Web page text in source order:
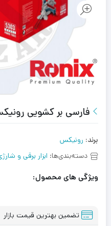
فارسی بر کشویی رونیکس
برند: رونیکس
دسته‌بندی‌ها: ابزار برقی و
ویژگی های محصول:
تضمین بهترین قیمت بازار